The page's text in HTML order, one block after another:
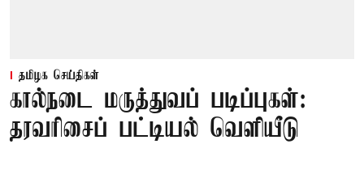
தமிழக செய்திகள்
கால்நடை மருத்துவப் படிப்புகள்:
தரவரிசைப் பட்டியல் வெளியீடு